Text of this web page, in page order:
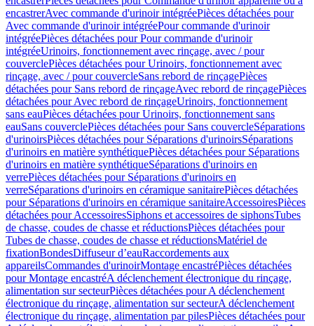
encastrerAvec commande d'urinoir intégréePièces détachées pour
Avec commande d'urinoir intégréePour commande d'urinoir
intégréePièces détachées pour Pour commande d'urinoir
intégréeUrinoirs, fonctionnement avec rinçage, avec / pour
couverclePièces détachées pour Urinoirs, fonctionnement avec
rinçage, avec / pour couvercleSans rebord de rinçagePièces
détachées pour Sans rebord de rinçageAvec rebord de rinçagePièces
détachées pour Avec rebord de rinçageUrinoirs, fonctionnement
sans eauPièces détachées pour Urinoirs, fonctionnement sans
eauSans couverclePièces détachées pour Sans couvercleSéparations
d'urinoirsPièces détachées pour Séparations d'urinoirsSéparations
d'urinoirs en matière synthétiquePièces détachées pour Séparations
d'urinoirs en matière synthétiqueSéparations d'urinoirs en
verrePièces détachées pour Séparations d'urinoirs en
verreSéparations d'urinoirs en céramique sanitairePièces détachées
pour Séparations d'urinoirs en céramique sanitaireAccessoiresPièces
détachées pour AccessoiresSiphons et accessoires de siphonsTubes
de chasse, coudes de chasse et réductionsPièces détachées pour
Tubes de chasse, coudes de chasse et réductionsMatériel de
fixationBondesDiffuseur d’eauRaccordements aux
appareilsCommandes d'urinoirMontage encastréPièces détachées
pour Montage encastréA déclenchement électronique du rinçage,
alimentation sur secteurPièces détachées pour A déclenchement
électronique du rinçage, alimentation sur secteurA déclenchement
électronique du rinçage, alimentation par pilesPièces détachées pour